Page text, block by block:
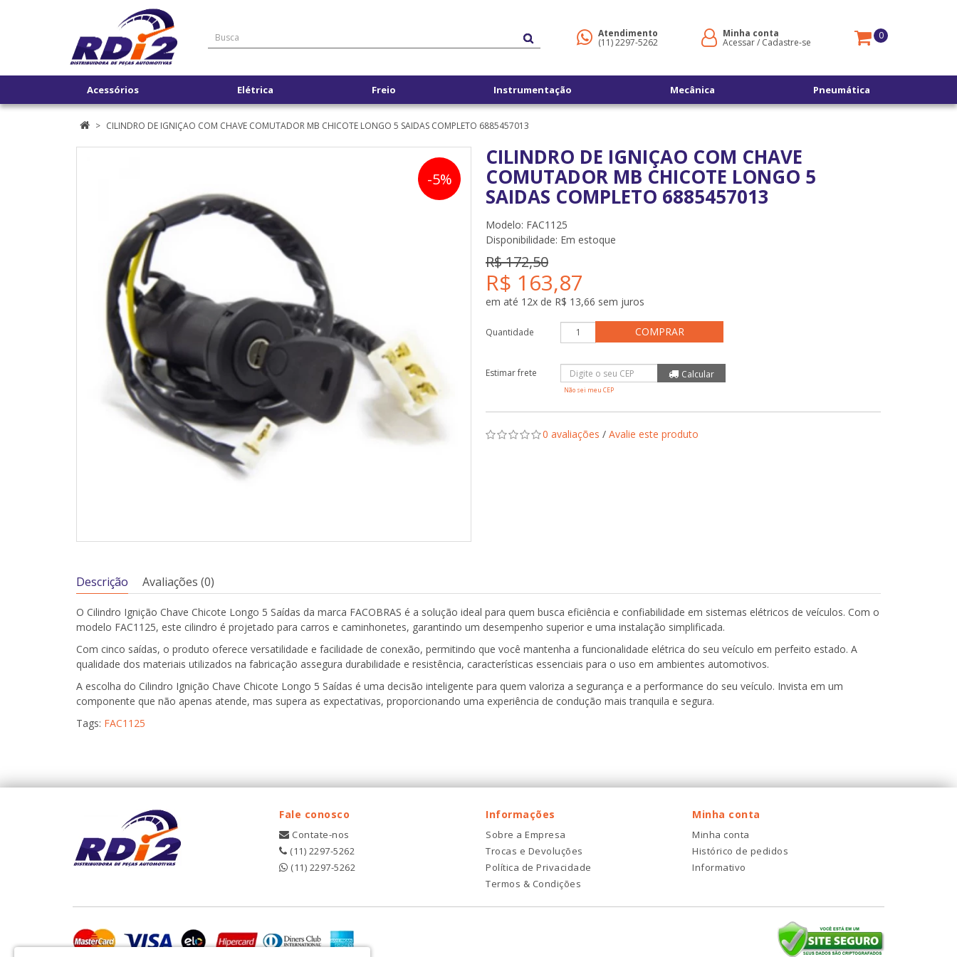
Atendimento
(11) 2297-5262
Minha conta
Acessar/ Cadastre-se
0
Acessórios Elétrica Freio Instrumentação Mecânica Pneumática
CILINDRO DE IGNIÇAO COM CHAVE COMUTADOR MB CHICOTE LONGO 5 SAIDAS COMPLETO 6885457013
-5%
CILINDRO DE IGNIÇAO COM CHAVE
COMUTADOR MB CHICOTE LONGO 5
SAIDAS COMPLETO 6885457013
Modelo: FAC1125
Disponibilidade: Em estoque
R$ 172,50
R$ 163,87
em até 12x de R$ 13,66 sem juros
Quantidade COMPRAR
Não sei meu CEP
0 avaliações / Avalie este produto
Descrição Avaliações (0)
O Cilindro Ignição Chave Chicote Longo 5 Saídas da marca FACOBRAS é a solução ideal para quem busca eficiência e confiabilidade em sistemas elétricos de veículos. Com o
modelo FAC1125, este cilindro é projetado para carros e caminhonetes, garantindo um desempenho superior e uma instalação simplificada.
Com cinco saídas, o produto oferece versatilidade e facilidade de conexão, permitindo que você mantenha a funcionalidade elétrica do seu veículo em perfeito estado. A
qualidade dos materiais utilizados na fabricação assegura durabilidade e resistência, características essenciais para o uso em ambientes automotivos.
A escolha do Cilindro Ignição Chave Chicote Longo 5 Saídas é uma decisão inteligente para quem valoriza a segurança e a performance do seu veículo. Invista em um
componente que não apenas atende, mas supera as expectativas, proporcionando uma experiência de condução mais tranquila e segura.
Tags: FAC1125
Fale conosco
Contate-nos
(11) 2297-5262
(11) 2297-5262
Informações
Sobre a Empresa
Trocas e Devoluções
Política de Privacidade
Termos & Condições
Minha conta
Minha conta
Histórico de pedidos
Informativo